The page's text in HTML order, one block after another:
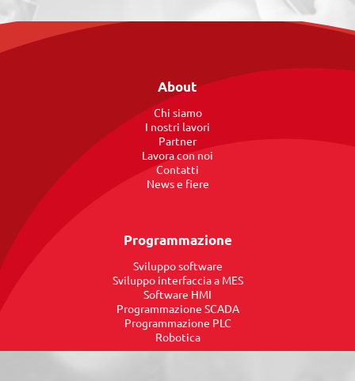
About
Chi siamo
I nostri lavori
Partner
Lavora con noi
Contatti
News e fiere
Programmazione
Sviluppo software
Sviluppo interfaccia a MES
Software HMI
Programmazione SCADA
Programmazione PLC
Robotica